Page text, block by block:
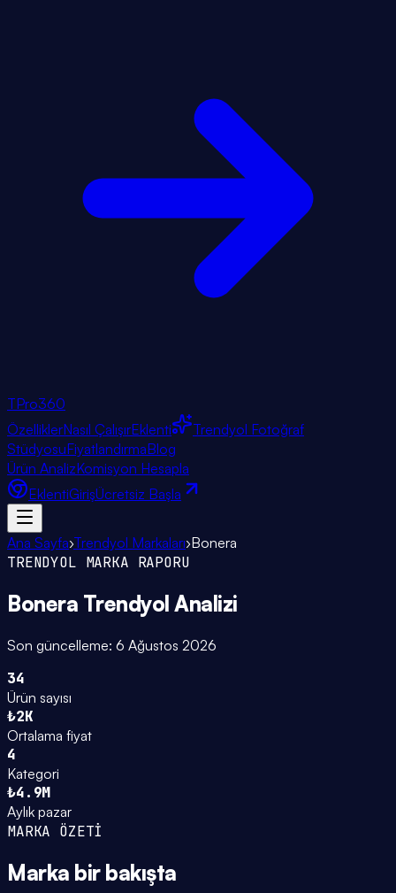
TPro360
ÖzelliklerNasıl ÇalışırEklenti
Trendyol Fotoğraf
StüdyosuFiyatlandırmaBlog
Ürün AnalizKomisyon Hesapla
EklentiGirişÜcretsiz Başla
Ana Sayfa›Trendyol Markaları›Bonera
TRENDYOL MARKA RAPORU
Bonera Trendyol Analizi
Son güncelleme: 6 Ağustos 2026
34
Ürün sayısı
₺2K
Ortalama fiyat
4
Kategori
₺4.9M
Aylık pazar
MARKA ÖZETİ
Marka bir bakışta